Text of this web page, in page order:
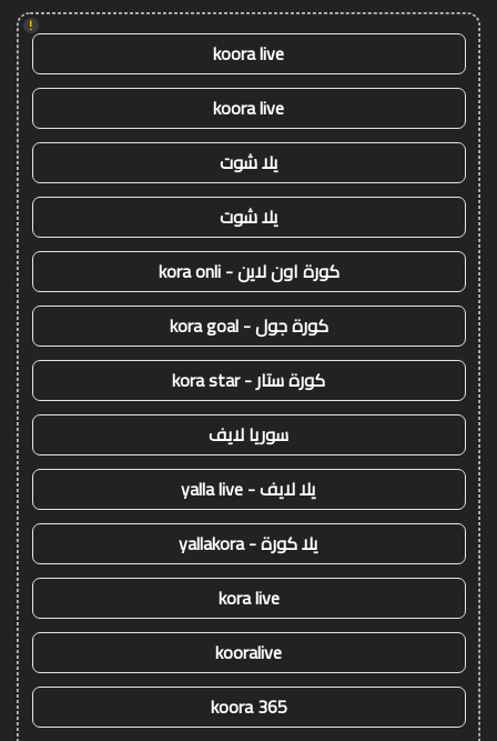
!
koora live
koora live
يلا شوت
يلا شوت
كورة اون لاين - kora onli
كورة جول - kora goal
كورة ستار - kora star
سوريا لايف
يلا لايف - yalla live
يلا كورة - yallakora
kora live
kooralive
koora 365